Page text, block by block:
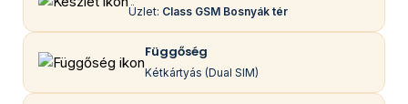
Üzlet: Class GSM Bosnyák tér
Függőség
Kétkártyás (Dual SIM)